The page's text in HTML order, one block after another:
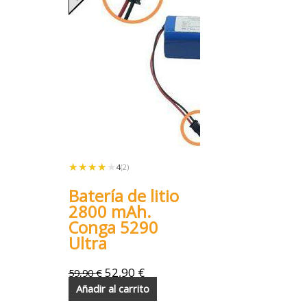
★★★★★
★★★★★ 4(2)
Batería de litio
2800 mAh.
Conga 5290
Ultra
59,90€ 52,90 €
Añadir al carrito